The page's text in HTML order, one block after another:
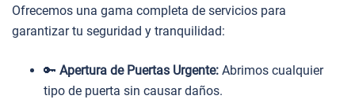
Ofrecemos una gama completa de servicios para
garantizar tu seguridad y tranquilidad:
🔑 Apertura de Puertas Urgente: Abrimos cualquier
tipo de puerta sin causar daños.